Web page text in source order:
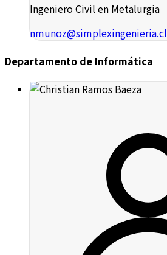
Ingeniero Civil en Metalurgia
nmunoz@simplexingenieria.cl
Departamento de Informática